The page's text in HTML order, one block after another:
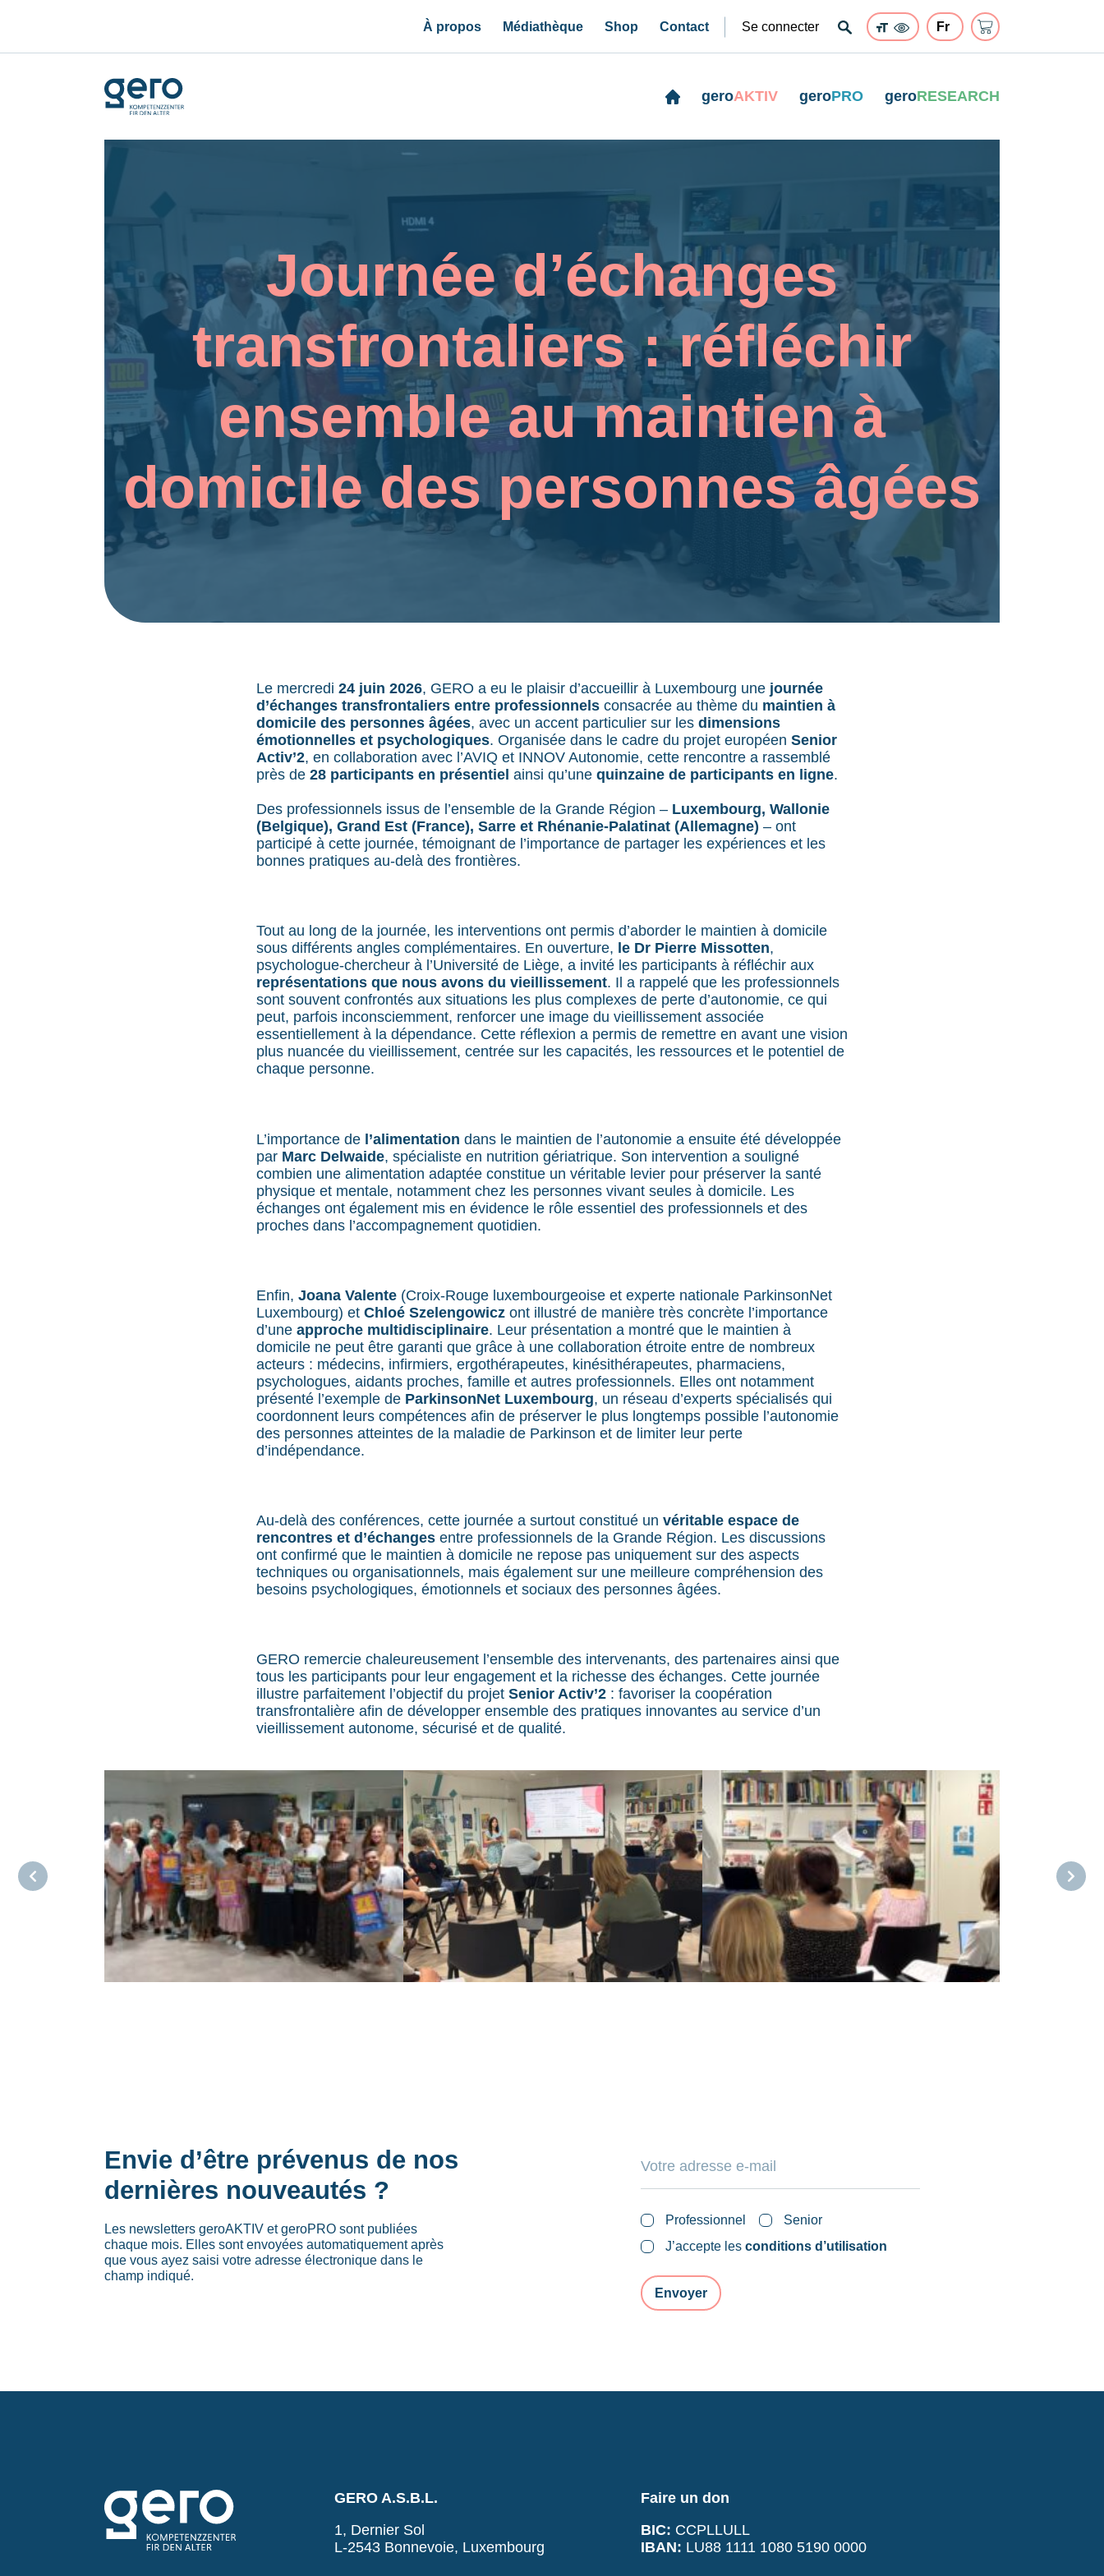
À propos Médiathèque Shop Contact Se connecter
geroAKTIV geroPRO geroRESEARCH
Journée d’échanges
transfrontaliers : réfléchir
ensemble au maintien à
domicile des personnes âgées
Le mercredi 24 juin 2026, GERO a eu le plaisir d’accueillir à Luxembourg une journée
d’échanges transfrontaliers entre professionnels consacrée au thème du maintien à
domicile des personnes âgées, avec un accent particulier sur les dimensions
émotionnelles et psychologiques. Organisée dans le cadre du projet européen Senior
Activ’2, en collaboration avec l’AVIQ et INNOV Autonomie, cette rencontre a rassemblé
près de 28 participants en présentiel ainsi qu’une quinzaine de participants en ligne.
Des professionnels issus de l’ensemble de la Grande Région – Luxembourg, Wallonie
(Belgique), Grand Est (France), Sarre et Rhénanie-Palatinat (Allemagne) – ont
participé à cette journée, témoignant de l’importance de partager les expériences et les
bonnes pratiques au-delà des frontières.
Tout au long de la journée, les interventions ont permis d’aborder le maintien à domicile
sous différents angles complémentaires. En ouverture, le Dr Pierre Missotten,
psychologue-chercheur à l’Université de Liège, a invité les participants à réfléchir aux
représentations que nous avons du vieillissement. Il a rappelé que les professionnels
sont souvent confrontés aux situations les plus complexes de perte d’autonomie, ce qui
peut, parfois inconsciemment, renforcer une image du vieillissement associée
essentiellement à la dépendance. Cette réflexion a permis de remettre en avant une vision
plus nuancée du vieillissement, centrée sur les capacités, les ressources et le potentiel de
chaque personne.
L’importance de l’alimentation dans le maintien de l’autonomie a ensuite été développée
par Marc Delwaide, spécialiste en nutrition gériatrique. Son intervention a souligné
combien une alimentation adaptée constitue un véritable levier pour préserver la santé
physique et mentale, notamment chez les personnes vivant seules à domicile. Les
échanges ont également mis en évidence le rôle essentiel des professionnels et des
proches dans l’accompagnement quotidien.
Enfin, Joana Valente (Croix-Rouge luxembourgeoise et experte nationale ParkinsonNet
Luxembourg) et Chloé Szelengowicz ont illustré de manière très concrète l’importance
d’une approche multidisciplinaire. Leur présentation a montré que le maintien à
domicile ne peut être garanti que grâce à une collaboration étroite entre de nombreux
acteurs : médecins, infirmiers, ergothérapeutes, kinésithérapeutes, pharmaciens,
psychologues, aidants proches, famille et autres professionnels. Elles ont notamment
présenté l’exemple de ParkinsonNet Luxembourg, un réseau d’experts spécialisés qui
coordonnent leurs compétences afin de préserver le plus longtemps possible l’autonomie
des personnes atteintes de la maladie de Parkinson et de limiter leur perte
d’indépendance.
Au-delà des conférences, cette journée a surtout constitué un véritable espace de
rencontres et d’échanges entre professionnels de la Grande Région. Les discussions
ont confirmé que le maintien à domicile ne repose pas uniquement sur des aspects
techniques ou organisationnels, mais également sur une meilleure compréhension des
besoins psychologiques, émotionnels et sociaux des personnes âgées.
GERO remercie chaleureusement l’ensemble des intervenants, des partenaires ainsi que
tous les participants pour leur engagement et la richesse des échanges. Cette journée
illustre parfaitement l’objectif du projet Senior Activ’2 : favoriser la coopération
transfrontalière afin de développer ensemble des pratiques innovantes au service d’un
vieillissement autonome, sécurisé et de qualité.
Envie d’être prévenus de nos
dernières nouveautés ?
Les newsletters geroAKTIV et geroPRO sont publiées
chaque mois. Elles sont envoyées automatiquement après
que vous ayez saisi votre adresse électronique dans le
champ indiqué.
Professionnel
Senior
J’accepte lesconditions d’utilisation
GERO A.S.B.L.
1, Dernier Sol
L-2543 Bonnevoie, Luxembourg
Faire un don
BIC: CCPLLULL
IBAN: LU88 1111 1080 5190 0000